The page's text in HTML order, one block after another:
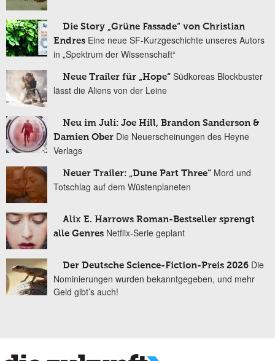
Die Story „Grüne Fassade“ von Christian
Endres Eine neue SF-Kurzgeschichte unseres Autors
in „Spektrum der Wissenschaft“
Neue Trailer für „Hope“ Südkoreas Blockbuster
lässt die Aliens von der Leine
Neu im Juli: Joe Hill, Brandon Sanderson &
Damien Ober Die Neuerscheinungen des Heyne
Verlags
Neuer Trailer: „Dune Part Three“ Mord und
Totschlag auf dem Wüstenplaneten
Alix E. Harrows Roman-Bestseller sprengt
alle Genres Netflix-Serie geplant
Der Deutsche Science-Fiction-Preis 2026 Die
Nominierungen wurden bekanntgegeben, und mehr
Geld gibt’s auch!